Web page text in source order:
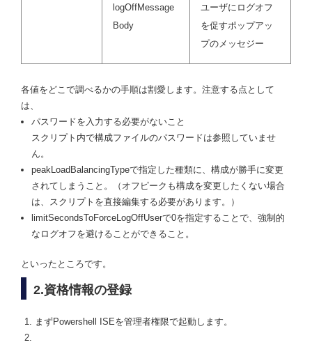
logOffMessage
Body
ユーザにログオフ
を促すポップアッ
プのメッセジー
各値をどこで調べるかの手順は割愛します。注意する点として
は、
パスワードを入力する必要がないこと
スクリプト内で構成ファイルのパスワードは参照していませ
ん。
peakLoadBalancingTypeで指定した種類に、構成が勝手に変更
されてしまうこと。（オフピークも構成を変更したくない場合
は、スクリプトを直接編集する必要があります。）
limitSecondsToForceLogOffUserで0を指定することで、強制的
なログオフを避けることができること。
といったところです。
2.資格情報の登録
まずPowershell ISEを管理者権限で起動します。